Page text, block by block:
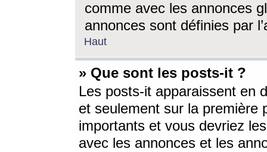
comme avec les annonces
annonces sont définies par
Haut
» Que sont les posts-it ?
Les posts-it apparaissent en
et seulement sur la première
importants et vous devriez
avec les annonces et les